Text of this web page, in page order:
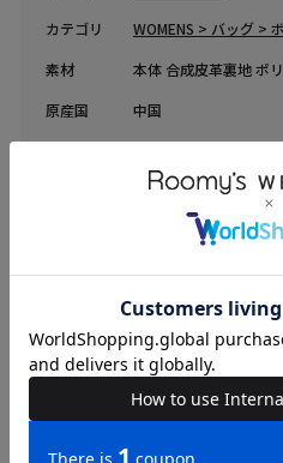
カテゴリ
WOMENS > バッグ >
素材
本体 合成皮革裏地 ポ
原産国
中国
返品特約
【公式通販限定カラ